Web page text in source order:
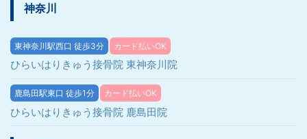
神奈川
東神奈川駅西口 徒歩3分 カード払いOK
ひらいはりきゅう接骨院 東神奈川院
鹿島田駅東口 徒歩1分 カード払いOK
ひらいはりきゅう接骨院 鹿島田院